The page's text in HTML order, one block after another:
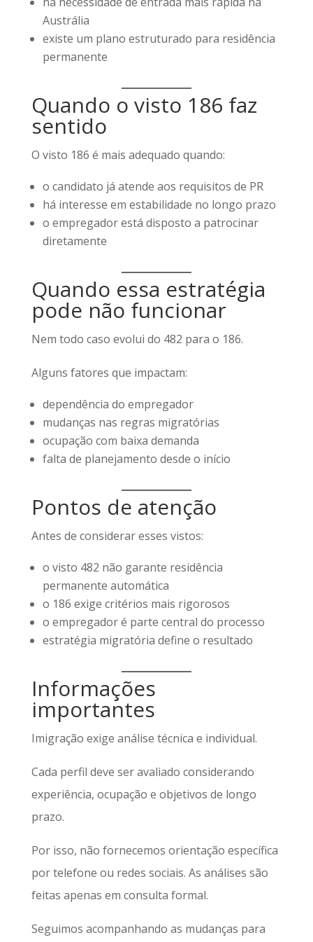
Austrália
existe um plano estruturado para residência
permanente
Quando o visto 186 faz
sentido
O visto 186 é mais adequado quando:
o candidato já atende aos requisitos de PR
há interesse em estabilidade no longo prazo
o empregador está disposto a patrocinar
diretamente
Quando essa estratégia
pode não funcionar
Nem todo caso evolui do 482 para o 186.
Alguns fatores que impactam:
dependência do empregador
mudanças nas regras migratórias
ocupação com baixa demanda
falta de planejamento desde o início
Pontos de atenção
Antes de considerar esses vistos:
o visto 482 não garante residência
permanente automática
o 186 exige critérios mais rigorosos
o empregador é parte central do processo
estratégia migratória define o resultado
Informações
importantes
Imigração exige análise técnica e individual.
Cada perfil deve ser avaliado considerando
experiência, ocupação e objetivos de longo
prazo.
Por isso, não fornecemos orientação específica
por telefone ou redes sociais. As análises são
feitas apenas em consulta formal.
Seguimos acompanhando as mudanças para